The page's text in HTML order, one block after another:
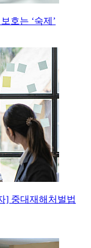
호는 ‘숙제’
] 중대재해처벌법